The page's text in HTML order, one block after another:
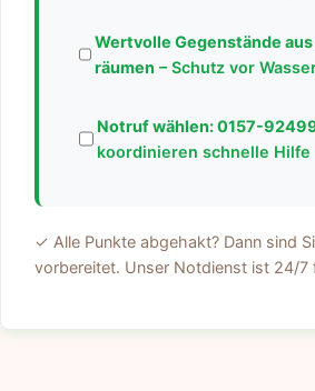
Wertvolle Gegenstände aus
räumen – Schutz vor
Notruf wählen:0157-
koordinieren schnelle Hilfe
✓ Alle Punkte abgehakt? Dann sind
vorbereitet. Unser Notdienst ist 24/7